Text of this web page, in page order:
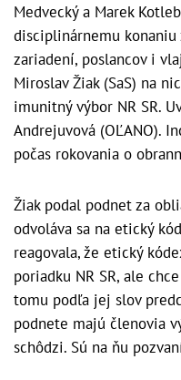
Medvecký a Marek
disciplinárnemu
zariadení, poslancov i
Miroslav Žiak (SaS) na
imunitný výbor NR SR.
Andrejuvová (OĽANO).
počas rokovania o
Žiak podal podnet za
odvoláva sa na etický
reagovala, že etický
poriadku NR SR, ale
tomu podľa jej slov
podnete majú členovia
schôdzi. Sú na ňu